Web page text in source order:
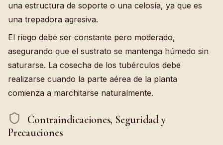
una estructura de soporte o una celosía, ya que es
una trepadora agresiva.
El riego debe ser constante pero moderado,
asegurando que el sustrato se mantenga húmedo sin
saturarse. La cosecha de los tubérculos debe
realizarse cuando la parte aérea de la planta
comienza a marchitarse naturalmente.
Contraindicaciones, Seguridad y
Precauciones